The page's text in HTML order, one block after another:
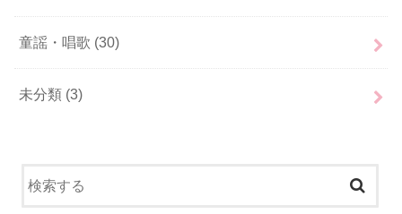
童謡・唱歌 (30)
未分類 (3)